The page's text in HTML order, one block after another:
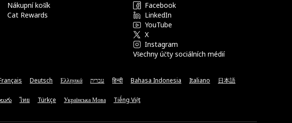
Nákupní košík
Cat Rewards
Facebook
LinkedIn
YouTube
X
Instagram
Všechny účty sociálních médií
Deutsch Ελληνικά עברית हिन्दी Bahasa Indonesia Italiano 日本語
ไทย Türkçe Українська Мова Tiếng Việt